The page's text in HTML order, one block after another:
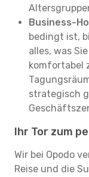
Business-
bedingt ist,
alles, was
komfortabel
strategisch
Ihr Tor zum
Wir bei Opodo
Reise und die